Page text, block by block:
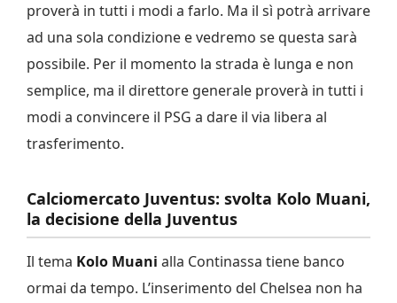
proverà in tutti i modi a farlo. Ma il sì potrà arrivare
ad una sola condizione e vedremo se questa sarà
possibile. Per il momento la strada è lunga e non
semplice, ma il direttore generale proverà in tutti i
modi a convincere il PSG a dare il via libera al
trasferimento.
Calciomercato Juventus: svolta Kolo Muani,
la decisione della Juventus
Il tema Kolo Muani alla Continassa tiene banco
ormai da tempo. L’inserimento del Chelsea non ha